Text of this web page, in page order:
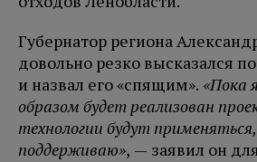
Губернатор региона
довольно резко высказался
и назвал его «спящим». «Пока
образом будет реализован
технологии будут применяться,
поддерживаю», — заявил он